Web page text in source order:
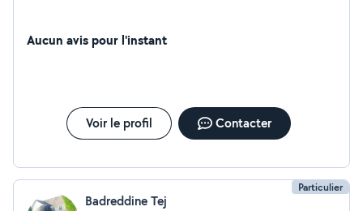
Aucun avis pour l'instant
Voir le profil Contacter
Particulier
Badreddine Tej